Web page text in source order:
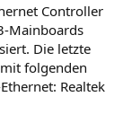
Controller
Mainboards
Die letzte
folgenden
Realtek